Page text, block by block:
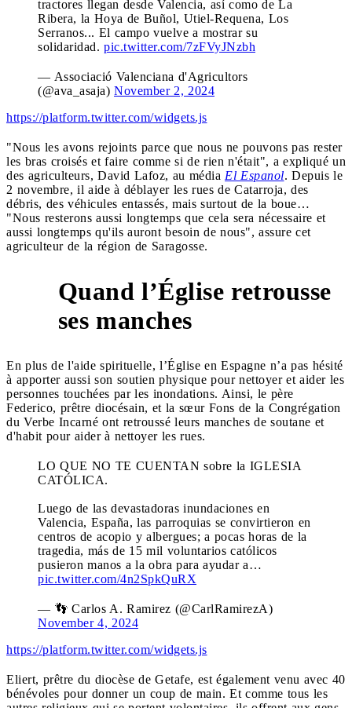
tractores llegan desde Valencia, así como de La
Ribera, la Hoya de Buñol, Utiel-Requena, Los
Serranos... El campo vuelve a mostrar su
solidaridad. pic.twitter.com/7zFVyJNzbh
— Associació Valenciana d'Agricultors
(@ava_asaja) November 2, 2024
https://platform.twitter.com/widgets.js
"Nous les avons rejoints parce que nous ne pouvons pas rester
les bras croisés et faire comme si de rien n'était", a expliqué un
des agriculteurs, David Lafoz, au média El Espanol. Depuis le
2 novembre, il aide à déblayer les rues de Catarroja, des
débris, des véhicules entassés, mais surtout de la boue…
"Nous resterons aussi longtemps que cela sera nécessaire et
aussi longtemps qu'ils auront besoin de nous", assure cet
agriculteur de la région de Saragosse.
Quand l’Église retrousse
ses manches
En plus de l'aide spirituelle, l’Église en Espagne n’a pas hésité
à apporter aussi son soutien physique pour nettoyer et aider les
personnes touchées par les inondations. Ainsi, le père
Federico, prêtre diocésain, et la sœur Fons de la Congrégation
du Verbe Incarné ont retroussé leurs manches de soutane et
d'habit pour aider à nettoyer les rues.
LO QUE NO TE CUENTAN sobre la IGLESIA
CATÓLICA.
Luego de las devastadoras inundaciones en
Valencia, España, las parroquias se convirtieron en
centros de acopio y albergues; a pocas horas de la
tragedia, más de 15 mil voluntarios católicos
pusieron manos a la obra para ayudar a…
pic.twitter.com/4n2SpkQuRX
— 👣 Carlos A. Ramirez (@CarlRamirezA)
November 4, 2024
https://platform.twitter.com/widgets.js
Eliert, prêtre du diocèse de Getafe, est également venu avec 40
bénévoles pour donner un coup de main. Et comme tous les